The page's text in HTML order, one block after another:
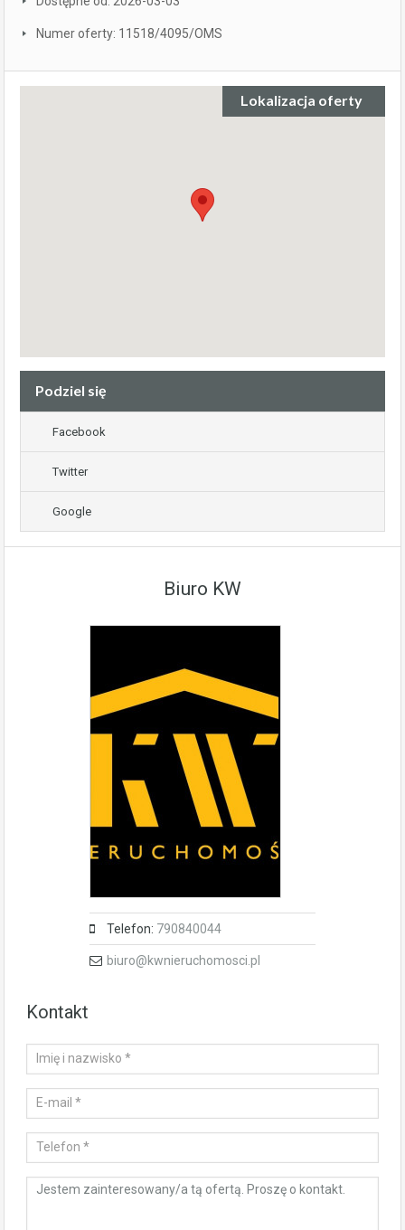
Numer oferty: 11518/4095/OMS
Lokalizacja oferty
Podziel się
Facebook
Twitter
Google
Biuro KW
Telefon: 790840044
biuro@kwnieruchomosci.pl
Kontakt